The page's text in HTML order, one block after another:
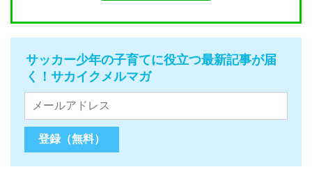
サッカー少年の子育てに役立つ最新記事が届
く！サカイクメルマガ